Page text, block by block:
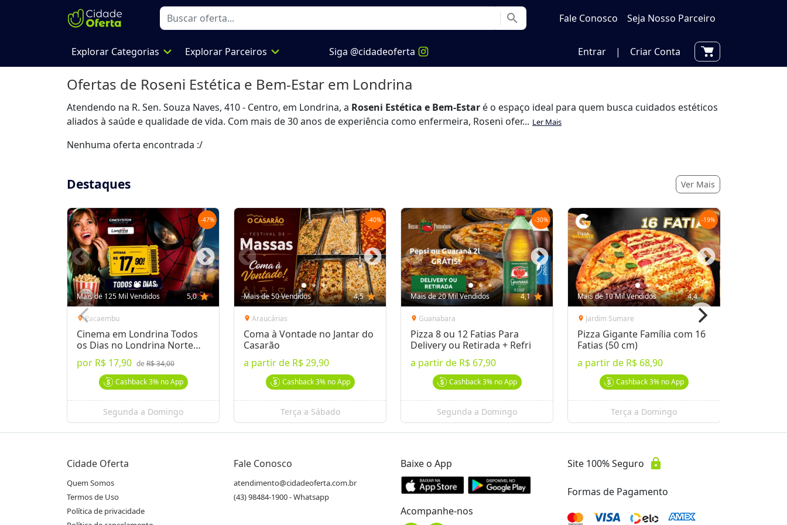
search Fale Conosco Seja Nosso Parceiro
Explorar Categorias expand_more Explorar Parceiros expand_more Siga @cidadeoferta Entrar | Criar Conta
Ofertas de Roseni Estética e Bem-Estar em Londrina
Atendendo na R. Sen. Souza Naves, 410 - Centro, em Londrina, a Roseni Estética e Bem-Estar é o espaço ideal para quem busca cuidados estéticos
aliados à saúde e qualidade de vida. Com mais de 30 anos de experiência como enfermeira, Roseni ofer... Ler Mais
Nenhuma oferta encontrada :/
Destaques Ver Mais
-47%
Mais de 125 Mil Vendidos 5,0 star
location_onPacaembu
Cinema em Londrina Todos
os Dias no Londrina Norte
Shop.
por R$ 17,90 de R$ 34,00
Cashback3%no App
Segunda a Domingo
-40%
Mais de 50 Vendidos 4,5 star
location_on Araucárias
Coma à Vontade no Jantar do
Casarão
a partir de R$ 29,90
Cashback3%no App
Terça a Sábado
-30%
Mais de 20 Mil Vendidos 4,1 star
location_on Guanabara
Pizza 8 ou 12 Fatias Para
Delivery ou Retirada + Refri
a partir de R$ 67,90
Cashback3%no App
Segunda a Domingo
-19%
Mais de 10 Mil Vendidos 4,4 star
location_on Jardim Sumare
Pizza Gigante Família com 16
Fatias (50 cm)
a partir de R$ 68,90
Cashback3%no App
Terça a Domingo
Cidade Oferta
Quem Somos
Termos de Uso
Política de privacidade
Fale Conosco
atendimento@cidadeoferta.com.br
(43) 98484-1900 - Whatsapp
Baixe o App
Acompanhe-nos
Site 100% Seguro lock
Formas de Pagamento